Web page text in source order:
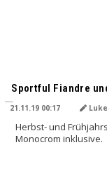
Sportful Fiandre
21.11.19 00:17
Herbst- und
Monocrom inklusive.